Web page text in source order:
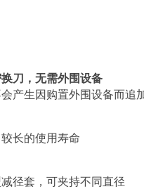
刀，无需外围设备
产生因购置外围设备而追
长的使用寿命
径套，可夹持不同直径